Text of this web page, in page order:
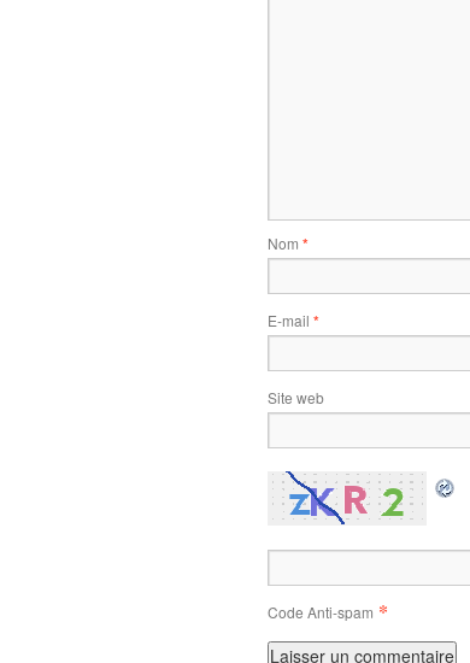
Nom *
E-mail *
Site web
Code Anti-spam *